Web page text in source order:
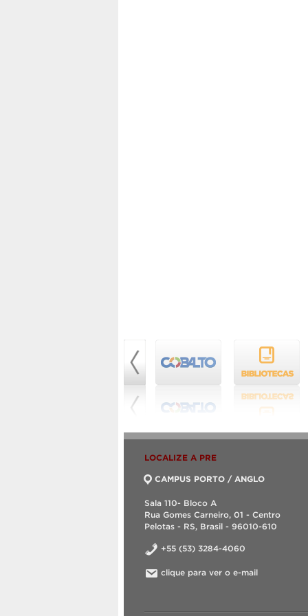
LOCALIZE A PRE
CAMPUS PORTO / ANGLO
Sala 110- Bloco A
Rua Gomes Carneiro, 01 - Centro
Pelotas - RS, Brasil - 96010-610
+55 (53) 3284-4060
clique para ver o e-mail